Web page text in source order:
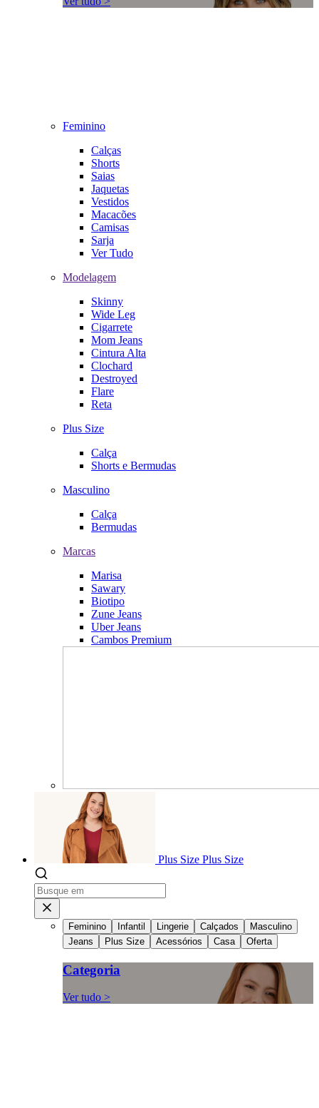
Feminino
Calças
Shorts
Saias
Jaquetas
Vestidos
Macacões
Camisas
Sarja
Ver Tudo
Modelagem
Skinny
Wide Leg
Cigarrete
Mom Jeans
Cintura Alta
Clochard
Destroyed
Flare
Reta
Plus Size
Calça
Shorts e Bermudas
Masculino
Calça
Bermudas
Marcas
Marisa
Sawary
Biotipo
Zune Jeans
Uber Jeans
Cambos Premium
Plus Size Plus Size
Feminino Infantil Lingerie Calçados
Masculino
Jeans
Plus Size Acessórios Casa Oferta
Categoria
Ver tudo >